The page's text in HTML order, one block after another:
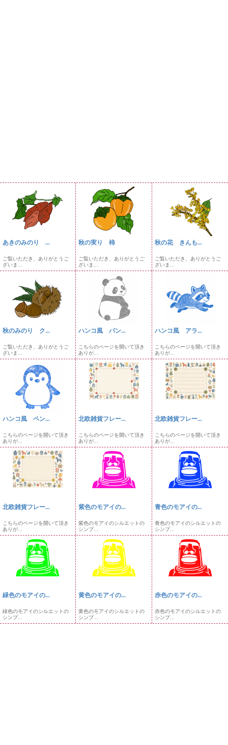
あきのみのり ...
ご覧いただき、ありがとうご
ざいま...
秋の実り 柿
ご覧いただき、ありがとうご
ざいま...
秋の花 きんも...
ご覧いただき、ありがとうご
ざいま...
秋のみのり ク...
ご覧いただき、ありがとうご
ざいま...
ハンコ風 パン...
こちらのページを開いて頂き
ありが...
ハンコ風 アラ...
こちらのページを開いて頂き
ありが...
ハンコ風 ペン...
こちらのページを開いて頂き
ありが...
北欧雑貨フレー...
こちらのページを開いて頂き
ありが...
北欧雑貨フレー...
こちらのページを開いて頂き
ありが...
北欧雑貨フレー...
こちらのページを開いて頂き
ありが...
紫色のモアイの...
紫色のモアイのシルエットの
シンプ...
青色のモアイの...
青色のモアイのシルエットの
シンプ...
緑色のモアイの...
緑色のモアイのシルエットの
シンプ...
黄色のモアイの...
黄色のモアイのシルエットの
シンプ...
赤色のモアイの...
赤色のモアイのシルエットの
シンプ...